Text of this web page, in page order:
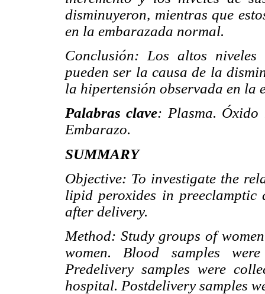
disminuyeron, mientras que
en la embarazada normal.
Conclusión: Los altos
pueden ser la causa de la
la hipertensión observada en la
Palabras clave: Plasma. Óxido
Embarazo.
SUMMARY
Objective: To investigate the
lipid peroxides in preeclamptic
after delivery.
Method: Study groups of
women. Blood samples
Predelivery samples were
hospital. Postdelivery samples